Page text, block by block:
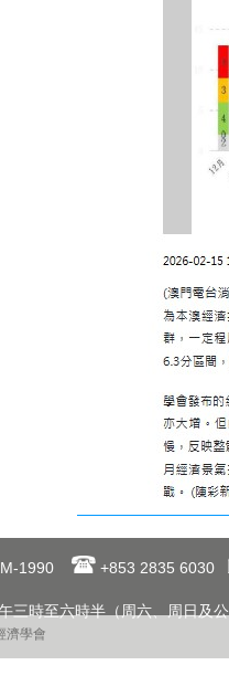
1990
+853 2835 6030
三時至六時半（周六、周日及
濟學會